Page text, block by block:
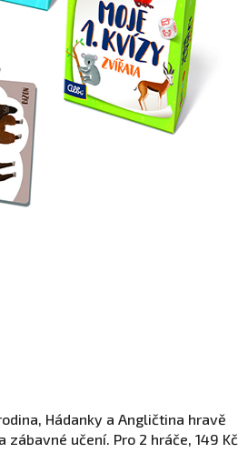
Hádanky a Angličtina hravě
učení. Pro 2 hráče, 149 Kč